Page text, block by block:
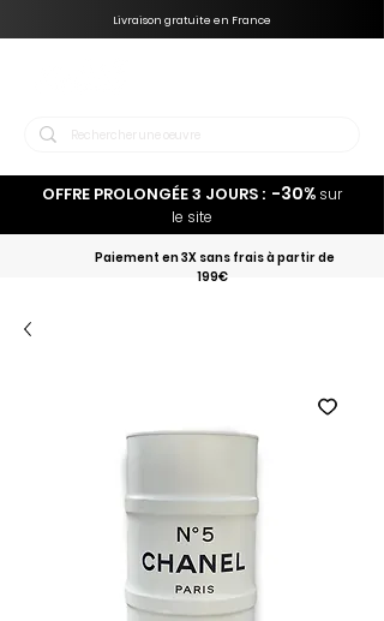
Livraison gratuite en France
Paiement en 3X sans frais à partir de
199€
OFFRE PROLONGÉE 3 JOURS : -30% sur
le site